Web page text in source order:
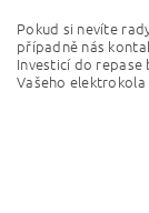
Pokud si nevíte
případně nás
Investicí do repase
Vašeho